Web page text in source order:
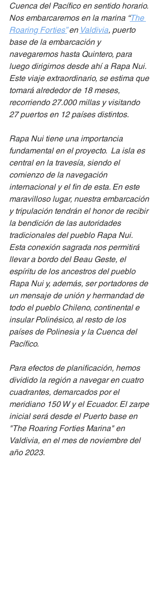
Cuenca del Pacífico en sentido horario.
Nos embarcaremos en la marina “The
Roaring Forties” en Valdivia, puerto
base de la embarcación y
navegaremos hasta Quintero, para
luego dirigirnos desde ahí a Rapa Nui.
Este viaje extraordinario, se estima que
tomará alrededor de 18 meses,
recorriendo 27.000 millas y visitando
27 puertos en 12 países distintos.
Rapa Nui tiene una importancia
fundamental en el proyecto.  La isla es
central en la travesía, siendo el
comienzo de la navegación
internacional y el fin de esta. En este
maravilloso lugar, nuestra embarcación
y tripulación tendrán el honor de recibir
la bendición de las autoridades
tradicionales del pueblo Rapa Nui.
Esta conexión sagrada nos permitirá
llevar a bordo del Beau Geste, el
espíritu de los ancestros del pueblo
Rapa Nui y, además, ser portadores de
un mensaje de unión y hermandad de
todo el pueblo Chileno, continental e
insular Polinésico, al resto de los
países de Polinesia y la Cuenca del
Pacífico.
Para efectos de planificación, hemos
dividido la región a navegar en cuatro
cuadrantes, demarcados por el
meridiano 150 W y el Ecuador. El zarpe
inicial será desde el Puerto base en
"The Roaring Forties Marina" en
Valdivia, en el mes de noviembre del
año 2023.